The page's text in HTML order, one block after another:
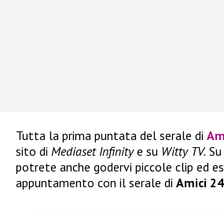
Tutta la prima puntata del serale di
sito di Mediaset Infinitye su Witty TV.
potrete anche godervi piccole clip ed
appuntamento con il serale di Amici 24